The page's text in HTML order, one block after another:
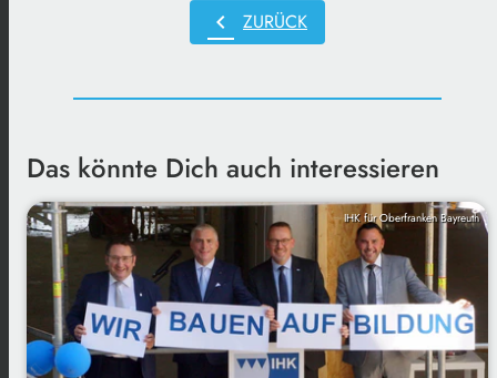
chevron_left ZURÜCK
Das könnte Dich auch interessieren
IHK für Oberfranken Bayreuth